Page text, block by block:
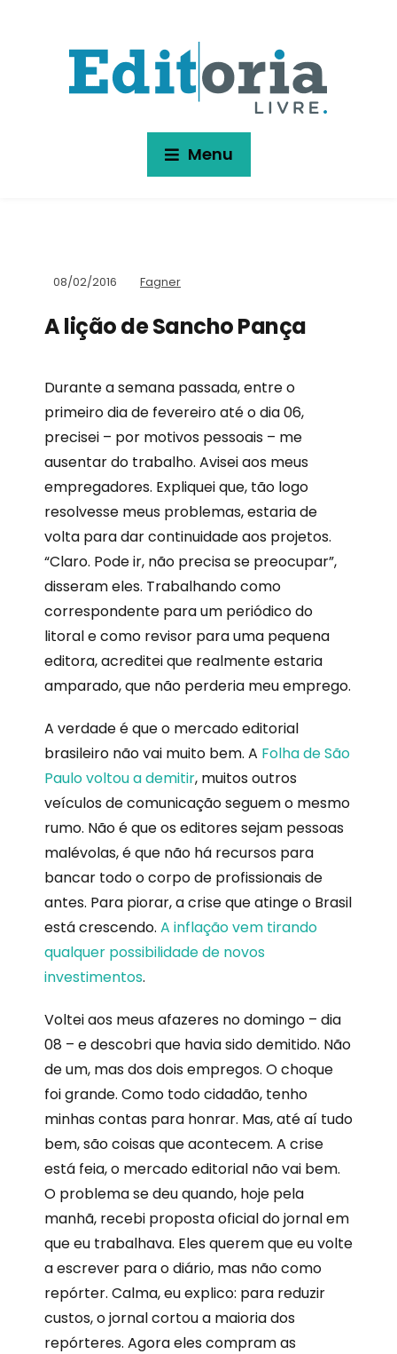
Menu
08/02/2016 Fagner
A lição de Sancho Pança
Durante a semana passada, entre o
primeiro dia de fevereiro até o dia 06,
precisei – por motivos pessoais – me
ausentar do trabalho. Avisei aos meus
empregadores. Expliquei que, tão logo
resolvesse meus problemas, estaria de
volta para dar continuidade aos projetos.
“Claro. Pode ir, não precisa se preocupar”,
disseram eles. Trabalhando como
correspondente para um periódico do
litoral e como revisor para uma pequena
editora, acreditei que realmente estaria
amparado, que não perderia meu emprego.
A verdade é que o mercado editorial
brasileiro não vai muito bem. A Folha de São
Paulo voltou a demitir, muitos outros
veículos de comunicação seguem o mesmo
rumo. Não é que os editores sejam pessoas
malévolas, é que não há recursos para
bancar todo o corpo de profissionais de
antes. Para piorar, a crise que atinge o Brasil
está crescendo. A inflação vem tirando
qualquer possibilidade de novos
investimentos.
Voltei aos meus afazeres no domingo – dia
08 – e descobri que havia sido demitido. Não
de um, mas dos dois empregos. O choque
foi grande. Como todo cidadão, tenho
minhas contas para honrar. Mas, até aí tudo
bem, são coisas que acontecem. A crise
está feia, o mercado editorial não vai bem.
O problema se deu quando, hoje pela
manhã, recebi proposta oficial do jornal em
que eu trabalhava. Eles querem que eu volte
a escrever para o diário, mas não como
repórter. Calma, eu explico: para reduzir
custos, o jornal cortou a maioria dos
repórteres. Agora eles compram as